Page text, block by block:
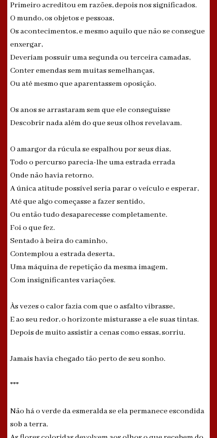
Primeiro acreditou em razões, depois nos significados.
O mundo, os objetos e pessoas,
Os acontecimentos, e mesmo aquilo que não se consegue
enxergar,
Deveriam possuir uma segunda ou terceira camadas,
Conter emendas sem muitas semelhanças,
Ou até mesmo que aparentassem oposição.
Os anos se arrastaram sem que ele conseguisse
Descobrir nada além do que seus olhos revelavam.
O amargor da rúcula se espalhou por seus dias,
Todo o percurso parecia-lhe uma estrada errada
Onde não havia retorno.
A única atitude possível seria parar o veículo e esperar,
Até que algo começasse a fazer sentido,
Ou então tudo desaparecesse completamente.
Foi o que fez.
Sentado à beira do caminho,
Contemplou a estrada deserta,
Uma máquina de repetição da mesma imagem,
Com insignificantes variações.
Às vezes o calor fazia com que o asfalto vibrasse,
E ao seu redor, o horizonte misturasse a ele suas tintas.
Depois de muito assistir a cenas como essas, sorriu.
Jamais havia chegado tão perto de seu sonho.
***
Não há o verde da esmeralda se ela permanece escondida
sob a terra.